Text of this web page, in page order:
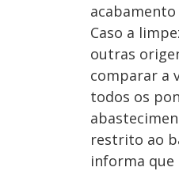
Caso a
outras
comparar a
todos os
restrito ao
informa